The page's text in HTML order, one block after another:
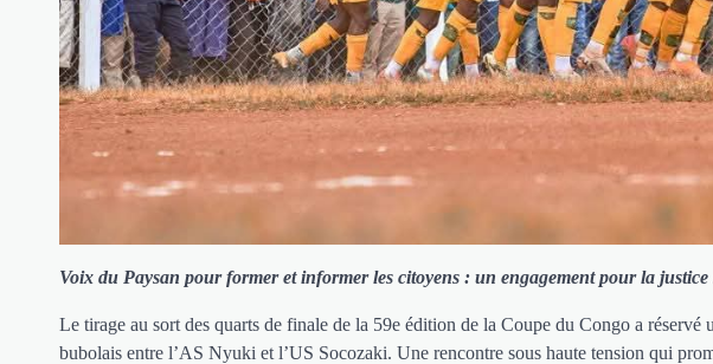
Voix du Paysan pour former et informer les citoyens : un engagement pour la justice
Le tirage au sort des quarts de finale de la 59e édition de la Coupe du Congo a
bubolais entre l’AS Nyuki et l’US Socozaki. Une rencontre sous haute tension qui